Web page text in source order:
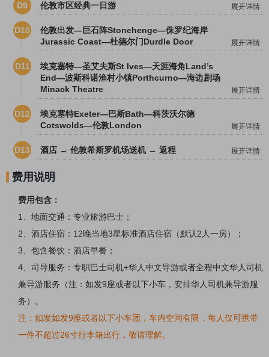
D9 伦敦市区经典一日游 展开详情
D10
伦敦出发—巨石阵Stonehenge—侏罗纪海岸
Jurassic Coast—杜德尔门Durdle Door
展开详情
D11
埃克塞特—圣艾夫斯St Ives—天涯海角Land’s
End—波斯科诺渔村小镇Porthcurno—海边剧场
Minack Theatre
展开详情
D12
埃克塞特Exeter—巴斯Bath—科茨沃尔德
Cotswolds—伦敦London
展开详情
D13 酒店 → 伦敦希斯罗机场送机 → 返程 展开详情
费用说明
费用包含：
1、地面交通：专业旅游巴士；
2、酒店住宿：12晚当地3星标准酒店住宿（默认2人一房）；
3、包含餐饮：酒店早餐；
4、司导服务：专职巴士司机+华人中文导游或者全程中文华人司机
兼导游服务（注：如发9座或者以下小车，安排华人司机兼导游服
务）。
注：如发如发9座或者以下小车团，车内空间有限，每人仅可携带
一件不超过26寸行李箱出行，敬请理解。